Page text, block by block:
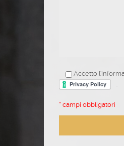
Accetto
"
* campi obbligatori